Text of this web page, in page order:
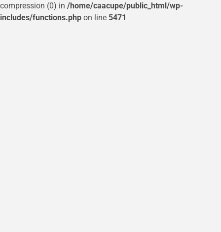
compression (0) in /home/caacupe/public_html/wp-
includes/functions.php on line 5471